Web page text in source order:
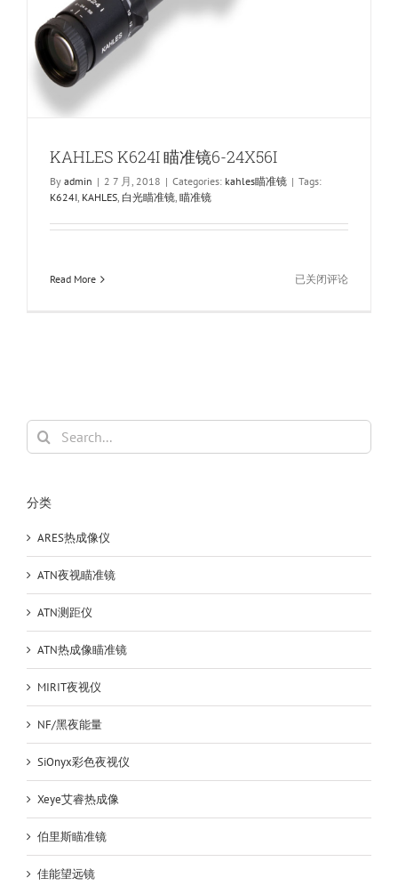
KAHLES K624I 瞄准镜6-24X56I
By admin | 2 7 月, 2018 | Categories: kahles瞄准镜 | Tags:
K624I, KAHLES, 白光瞄准镜, 瞄准镜
Read More
KAHLES
已关闭评论
Search
for:
分类
ARES热成像仪
ATN夜视瞄准镜
ATN测距仪
ATN热成像瞄准镜
MIRIT夜视仪
NF/黑夜能量
SiOnyx彩色夜视仪
Xeye艾睿热成像
伯里斯瞄准镜
佳能望远镜